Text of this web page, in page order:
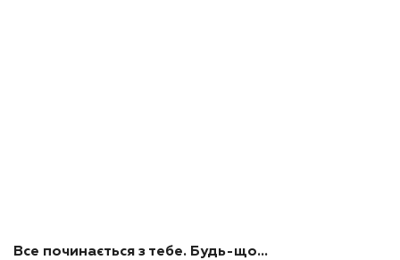
Все починається з тебе. Будь-що…